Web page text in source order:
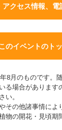
アクセス情報、
のイベントのト
8月のものです。
る場合があります
い。
その他諸事情によ
物の開花・見頃期